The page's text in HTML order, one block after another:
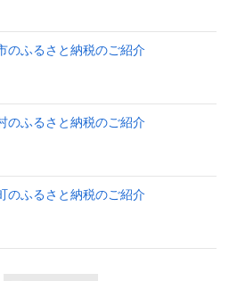
のふるさと納税のご紹介
のふるさと納税のご紹介
のふるさと納税のご紹介